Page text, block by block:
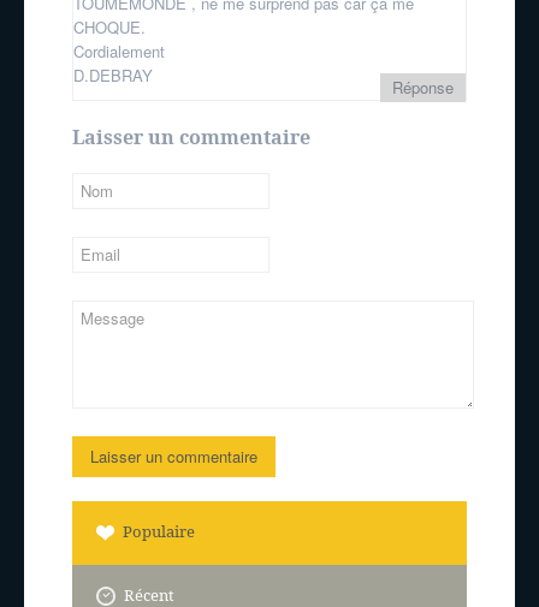
CHOQUE.
Cordialement
D.DEBRAY
Réponse
Laisser un commentaire
Populaire
Récent